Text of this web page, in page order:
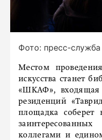
Фото: пресс-
Местом
искусства станет
«ШКАФ», входящая
резиденций
площадка соберет
коллегами и